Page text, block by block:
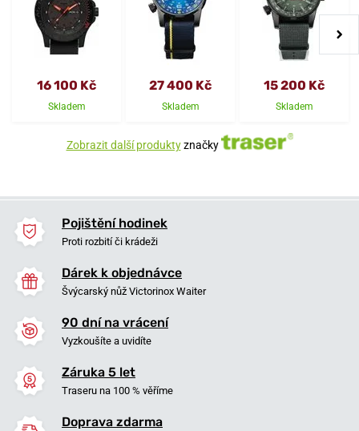
16 100 Kč
Skladem
27 400 Kč
Skladem
15 200 Kč
Skladem
Zobrazit další produktyznačky
Pojištění hodinek
Proti rozbití či krádeži
Dárek k objednávce
Švýcarský nůž Victorinox Waiter
90 dní na vrácení
Vyzkoušíte a uvidíte
Záruka 5 let
Traseru na 100 % věříme
Doprava zdarma